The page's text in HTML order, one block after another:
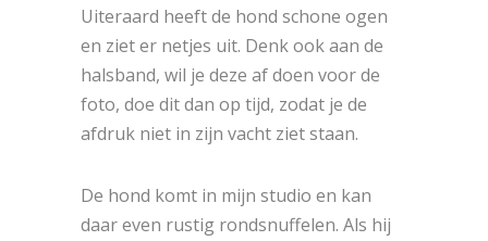
Uiteraard heeft de hond schone ogen
en ziet er netjes uit. Denk ook aan de
halsband, wil je deze af doen voor de
foto, doe dit dan op tijd, zodat je de
afdruk niet in zijn vacht ziet staan.
De hond komt in mijn studio en kan
daar even rustig rondsnuffelen. Als hij